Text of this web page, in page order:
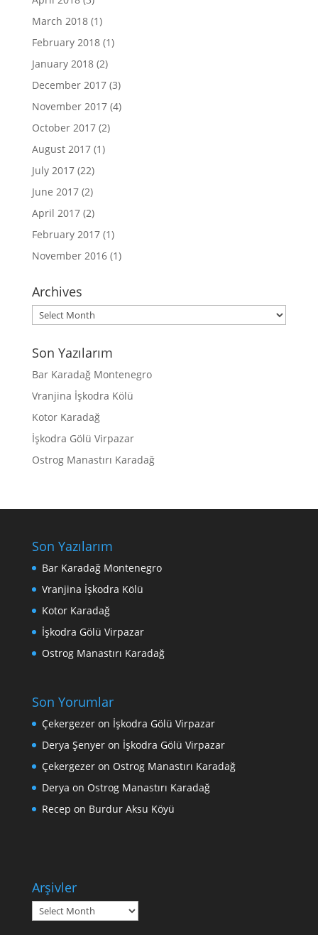
March 2018(1)
February 2018(1)
January 2018(2)
December 2017(3)
November 2017(4)
October 2017(2)
August 2017(1)
July 2017(22)
June 2017(2)
April 2017(2)
February 2017(1)
November 2016(1)
Archives
Archives
Son Yazılarım
Bar Karadağ Montenegro
Vranjina İşkodra Kölü
Kotor Karadağ
İşkodra Gölü Virpazar
Ostrog Manastırı Karadağ
Son Yazılarım
Bar Karadağ Montenegro
Vranjina İşkodra Kölü
Kotor Karadağ
İşkodra Gölü Virpazar
Ostrog Manastırı Karadağ
Son Yorumlar
Çekergezeron İşkodra Gölü Virpazar
Derya Şenyeron İşkodra Gölü Virpazar
Çekergezeron Ostrog Manastırı Karadağ
Derya on Ostrog Manastırı Karadağ
Recep on Burdur Aksu Köyü
Arşivler
Arşivler